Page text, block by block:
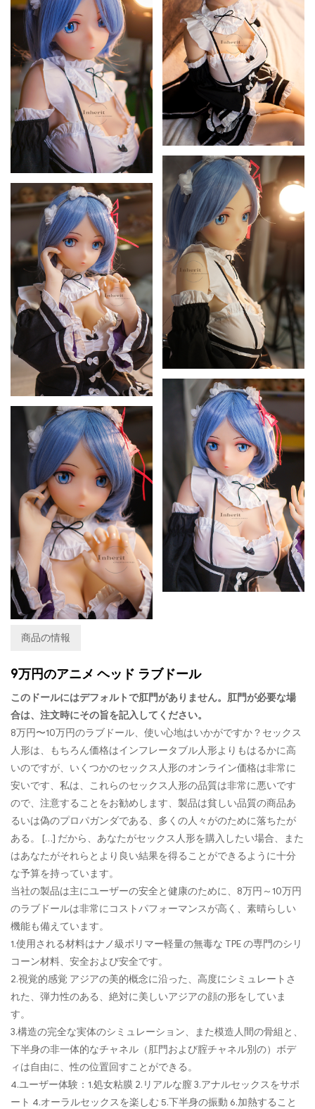
商品の情報
9万円のアニメ ヘッド ラブドール
このドールにはデフォルトで肛門がありません。肛門が必要な場
合は、注文時にその旨を記入してください。
8万円〜10万円のラブドール、使い心地はいかがですか？セックス
人形は、もちろん価格はインフレータブル人形よりもはるかに高
いのですが、いくつかのセックス人形のオンライン価格は非常に
安いです、私は、これらのセックス人形の品質は非常に悪いです
ので、注意することをお勧めします、製品は貧しい品質の商品あ
るいは偽のプロパガンダである、多くの人々がのために落ちたが
ある。 […] だから、あなたがセックス人形を購入したい場合、また
はあなたがそれらとより良い結果を得ることができるように十分
な予算を持っています。
当社の製品は主にユーザーの安全と健康のために、8万円～10万円
のラブドールは非常にコストパフォーマンスが高く、素晴らしい
機能も備えています。
1.使用される材料はナノ級ポリマー軽量の無毒な TPE の専門のシリ
コーン材料、安全および安全です。
2.視覚的感覚 アジアの美的概念に沿った、高度にシミュレートさ
れた、弾力性のある、絶対に美しいアジアの顔の形をしていま
す。
3.構造の完全な実体のシミュレーション、また模造人間の骨組と、
下半身の非一体的なチャネル（肛門および腟チャネル別の）ボデ
ィは自由に、性の位置回すことができる。
4.ユーザー体験：1.処女粘膜 2.リアルな膣 3.アナルセックスをサポ
ート 4.オーラルセックスを楽しむ 5.下半身の振動 6.加熱すること